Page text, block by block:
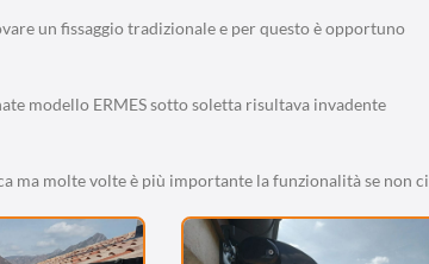
un fissaggio tradizionale e per questo è opportuno
modello ERMES sotto soletta risultava invadente
ma molte volte è più importante la funzionalità se non ci